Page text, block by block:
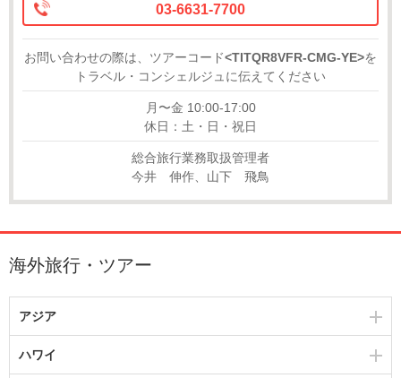
03-6631-7700
お問い合わせの際は、ツアーコード<TITQR8VFR-CMG-YE>を
トラベル・コンシェルジュに伝えてください
月〜金 10:00-17:00
休日：土・日・祝日
総合旅行業務取扱管理者
今井 伸作、山下 飛鳥
海外旅行・ツアー
アジア
ハワイ